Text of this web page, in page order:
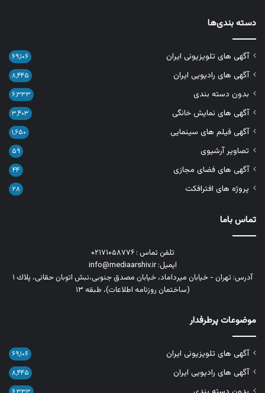
دسته بندی‌ها
آگهی های تلویزیونی ایران ۶۹,۱۰۶
آگهی های رادیویی ایران ۸,۴۴۵
بدون دسته بندی ۶,۳۳۳
آگهی های نمایش خانگی ۳,۴۰۳
آگهی فیلم های سینمایی ۱,۶۵۰
تصاویر آرشیوی ۵۹
آگهی های فضای مجازی ۴۴
پروژه های افترافکت ۲۸
تماس باما
تلفن تماس : ۰۲۱۷۱۰۵۸۷۷۶
ایمیل: info@mediaarshiv.ir
آدرس: تهران - خیابان میرداماد، خیابان مصدق جنوبی،نبش اتوبان حقانی، پلاك ١
(ساختمان روزنامه اطلاعات)، طبقه ۱۳
موضوعات پرطرفدار
آگهی های تلویزیونی ایران ۶۹,۱۰۶
آگهی های رادیویی ایران ۸,۴۴۵